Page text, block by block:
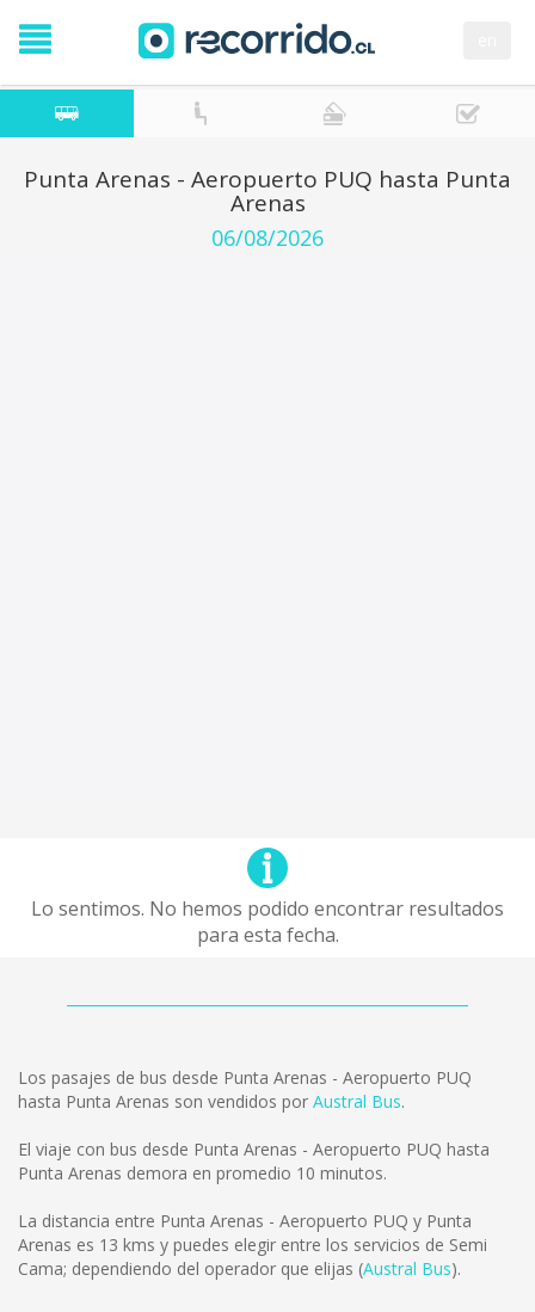
Punta Arenas - Aeropuerto PUQ hasta Punta
Arenas
06/08/2026
Lo sentimos. No hemos podido encontrar resultados
para esta fecha.
Los pasajes de bus desde Punta Arenas - Aeropuerto PUQ
hasta Punta Arenas son vendidos por Austral Bus.
El viaje con bus desde Punta Arenas - Aeropuerto PUQ hasta
Punta Arenas demora en promedio 10 minutos.
La distancia entre Punta Arenas - Aeropuerto PUQ y Punta
Arenas es 13 kms y puedes elegir entre los servicios de Semi
Cama; dependiendo del operador que elijas (Austral Bus).